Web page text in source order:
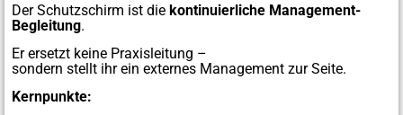
Der Schutzschirm ist die kontinuierliche Management-
Begleitung.
Er ersetzt keine Praxisleitung –
sondern stellt ihr ein externes Management zur Seite.
Kernpunkte: